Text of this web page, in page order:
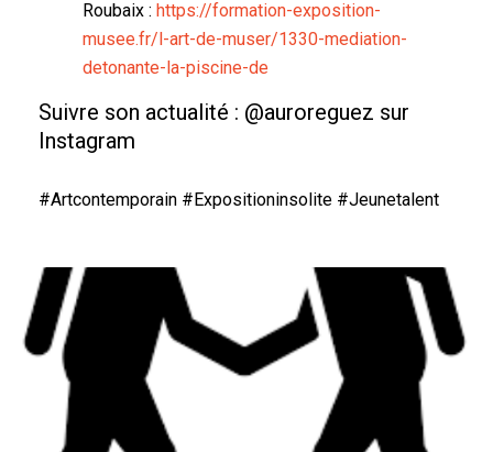
Roubaix : https://formation-exposition-
musee.fr/l-art-de-muser/1330-mediation-
detonante-la-piscine-de
Suivre son actualité : @auroreguez sur
Instagram
#Artcontemporain #Expositioninsolite #Jeunetalent